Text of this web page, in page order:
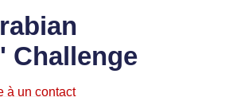
Challenge